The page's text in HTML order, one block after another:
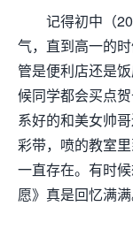
记得初中（
气，直到高一的
管是便利店还是
候同学都会买点
系好的和美女帅
彩带，喷的教室
一直存在。有时
愿》真是回忆满满